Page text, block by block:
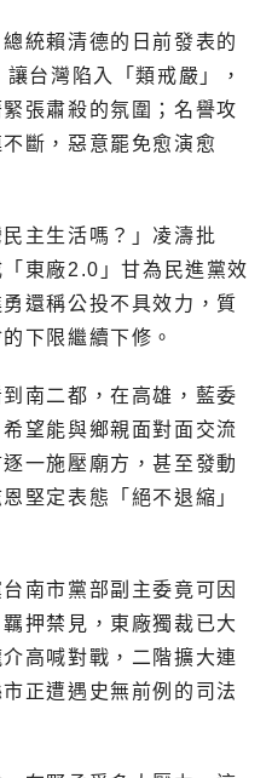
統賴清德的日前發表的
台灣陷入「類戒嚴」，
張肅殺的氛圍；名譽攻
斷，惡意罷免愈演愈
主生活嗎？」凌濤批
東廠2.0」甘為民進黨效
還稱公投不具效力，質
下限繼續下修。
南二都，在高雄，藍委
望能與鄉親面對面交流
一施壓廟方，甚至發動
堅定表態「絕不退縮」
南市黨部副主委竟可因
押禁見，東廠獨裁已大
高喊對戰，二階擴大連
正遭遇史無前例的司法